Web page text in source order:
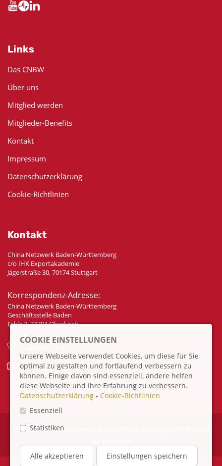
Links
Das CNBW
Über uns
Mitglied werden
Mitglieder-Benefits
Kontakt
Impressum
Datenschutzerklärung
Cookie-Richtlinien
Kontakt
China Netzwerk Baden-Württemberg
c/o IHK Exportakademie
Jägerstraße 30, 70174 Stuttgart
Korrespondenz-Adresse:
China Netzwerk Baden-Württemberg
Geschäftsstelle Baden
Eckle 7, 77704 Oberkirch
info@china-bw.net
© 2026 China Netzwerk Baden-Württemberg. Alle Rechte
COOKIE EINSTELLUNGEN
Unsere Webseite verwendet Cookies, um diese für Sie
optimal zu gestalten und fortlaufend verbessern zu
können. Einige davon sind essenziell, andere helfen
diese Webseite und Ihre Erfahrung zu verbessern.
Datenschutzerklärung - Cookie-Richtlinien
Essenziell
Statistiken
Alle akzeptieren Einstellungen speichern